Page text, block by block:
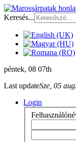
Keresés...
péntek, 08 07th
Last updateSze, 05
Login